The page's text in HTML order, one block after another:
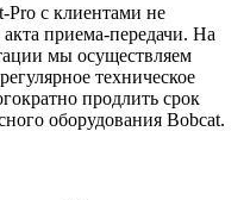
Pro с клиентами не
приема-передачи. На
мы осуществляем
техническое
продлить срок
оборудования Bobcat.